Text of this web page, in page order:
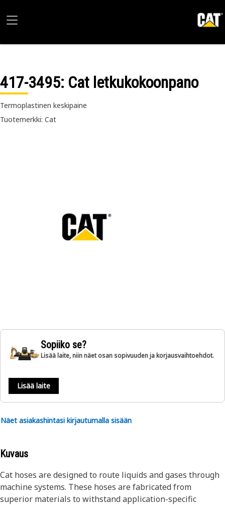
417-3495: Cat letkukokoonpano
Termoplastinen keskipaine
Tuotemerkki: Cat
Sopiiko se?
Lisää laite, niin näet osan sopivuuden ja korjausvaihtoehdot.
Lisää laite
Näet asiakashintasi kirjautumalla sisään
Kuvaus
Cat hoses are designed to route liquids and gases through
machine systems. These hoses are fabricated from
superior materials to withstand application-specific